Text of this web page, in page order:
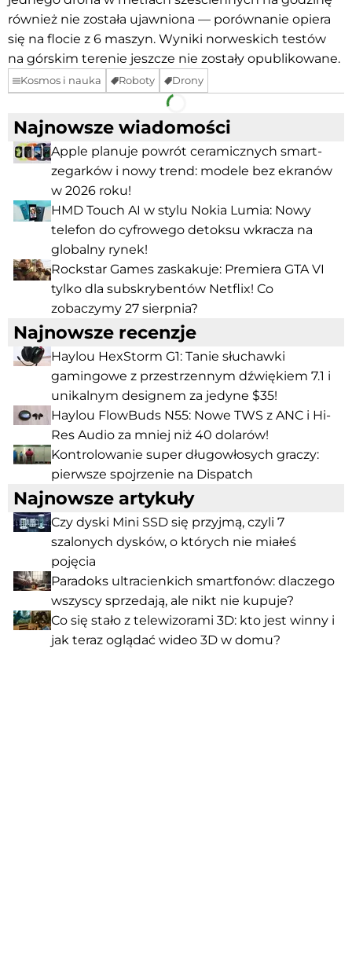
również nie została ujawniona — porównanie opiera
się na flocie z 6 maszyn. Wyniki norweskich testów
na górskim terenie jeszcze nie zostały opublikowane.
Kosmos i nauka Roboty Drony
Facebook Telegram
Najnowsze wiadomości
Apple planuje powrót ceramicznych smart-
zegarków i nowy trend: modele bez ekranów
w 2026 roku!
HMD Touch AI w stylu Nokia Lumia: Nowy
telefon do cyfrowego detoksu wkracza na
globalny rynek!
Rockstar Games zaskakuje: Premiera GTA VI
tylko dla subskrybentów Netflix! Co
zobaczymy 27 sierpnia?
Najnowsze recenzje
Haylou HexStorm G1: Tanie słuchawki
gamingowe z przestrzennym dźwiękiem 7.1 i
unikalnym designem za jedyne $35!
Haylou FlowBuds N55: Nowe TWS z ANC i Hi-
Res Audio za mniej niż 40 dolarów!
Kontrolowanie super długowłosych graczy:
pierwsze spojrzenie na Dispatch
Najnowsze artykuły
Czy dyski Mini SSD się przyjmą, czyli 7
szalonych dysków, o których nie miałeś
pojęcia
Paradoks ultracienkich smartfonów: dlaczego
wszyscy sprzedają, ale nikt nie kupuje?
Co się stało z telewizorami 3D: kto jest winny i
jak teraz oglądać wideo 3D w domu?